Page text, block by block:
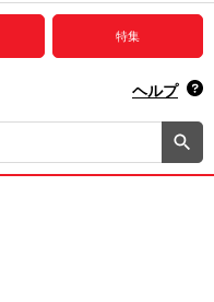
録音からさがす
特集
ヘルプ